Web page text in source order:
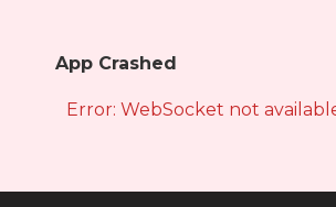
App Crashed
Error: WebSocket not